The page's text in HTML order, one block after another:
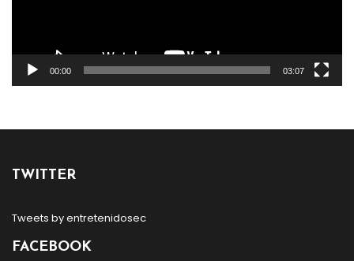
00:00 03:07
TWITTER
Tweets by entretenidosec
FACEBOOK